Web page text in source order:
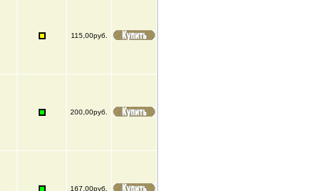
115,00руб.
200,00руб.
167,00руб.